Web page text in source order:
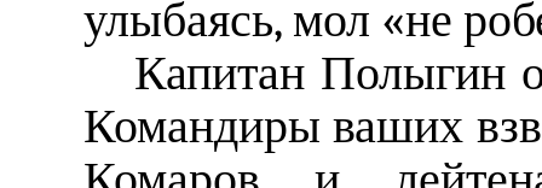
улыбаясь, мол «не
Капитан Полыгин
Командиры ваших